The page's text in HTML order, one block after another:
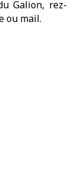
Galion, rez-
ou mail.